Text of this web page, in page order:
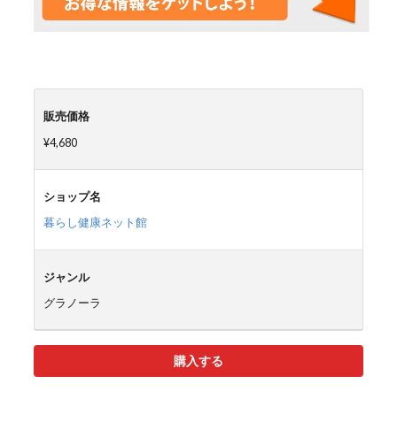
販売価格
¥4,680
ショップ名
暮らし健康ネット館
ジャンル
グラノーラ
購入する